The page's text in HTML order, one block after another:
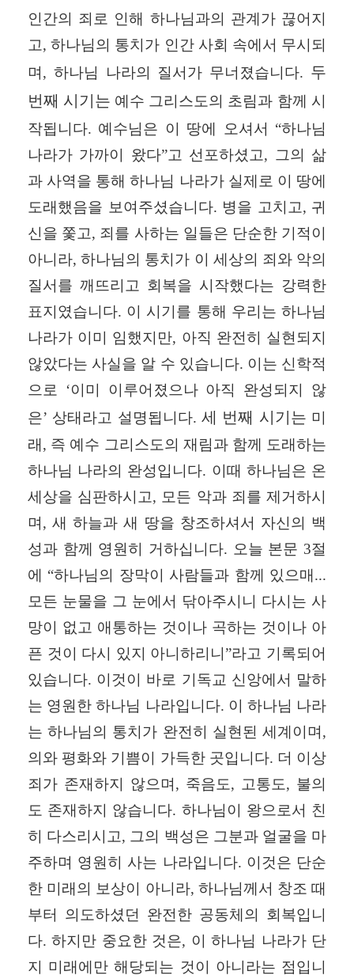
인간의 죄로 인해 하나님과의 관계가 끊어지
고,하나님의 통치가 인간 사회 속에서 무시되
며, 하나님 나라의 질서가 무너졌습니다. 두
번째 시기는 예수 그리스도의 초림과 함께 시
작됩니다. 예수님은 이 땅에 오셔서 “하나님
나라가 가까이 왔다”고 선포하셨고,
그의 삶
과 사역을 통해 하나님 나라가 실제로 이 땅에
도래했음을 보여주셨습니다. 병을 고치고, 귀
신을 쫓고, 죄를 사하는 일들은 단순한 기적이
아니라,하나님의 통치가 이 세상의 죄와 악의
질서를 깨뜨리고 회복을 시작했다는 강력한
표지였습니다. 이 시기를 통해 우리는 하나님
나라가 이미 임했지만, 아직 완전히 실현되지
않았다는 사실을 알 수 있습니다. 이는 신학적
으로 ‘이미 이루어졌으나 아직 완성되지 않
은’ 상태라고 설명됩니다.세 번째 시기는 미
래, 즉 예수 그리스도의 재림과 함께 도래하는
하나님 나라의 완성입니다. 이때 하나님은 온
세상을 심판하시고, 모든 악과 죄를 제거하시
며,새 하늘과 새 땅을 창조하셔서 자신의 백
성과 함께 영원히 거하십니다. 오늘 본문 3절
에 “하나님의 장막이 사람들과 함께 있으매...
모든 눈물을 그 눈에서 닦아주시니 다시는 사
망이 없고 애통하는 것이나 곡하는 것이나 아
픈 것이 다시 있지 아니하리니”라고 기록되어
있습니다. 이것이 바로 기독교 신앙에서 말하
는 영원한 하나님 나라입니다. 이 하나님 나라
는 하나님의 통치가 완전히 실현된 세계이며,
의와 평화와 기쁨이 가득한 곳입니다. 더 이상
죄가 존재하지 않으며, 죽음도, 고통도, 불의
도 존재하지 않습니다. 하나님이 왕으로서 친
히 다스리시고, 그의 백성은 그분과 얼굴을 마
주하며 영원히 사는 나라입니다. 이것은 단순
한 미래의 보상이 아니라, 하나님께서 창조 때
부터 의도하셨던 완전한 공동체의 회복입니
다.하지만 중요한 것은, 이 하나님 나라가 단
지 미래에만 해당되는 것이 아니라는 점입니